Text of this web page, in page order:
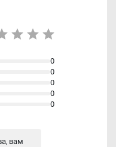
0
0
0
0
0
вам